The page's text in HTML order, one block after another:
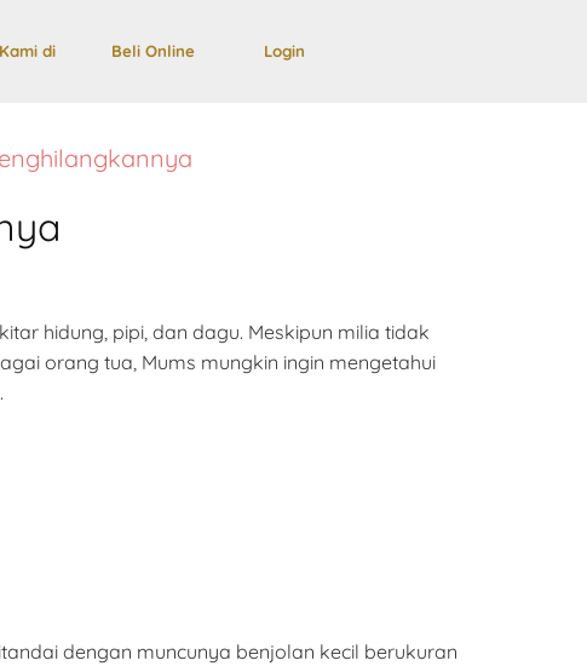
di Beli Online Login
hidung, pipi, dan dagu. Meskipun milia tidak
orang tua, Mums mungkin ingin mengetahui
dengan muncunya benjolan kecil berukuran